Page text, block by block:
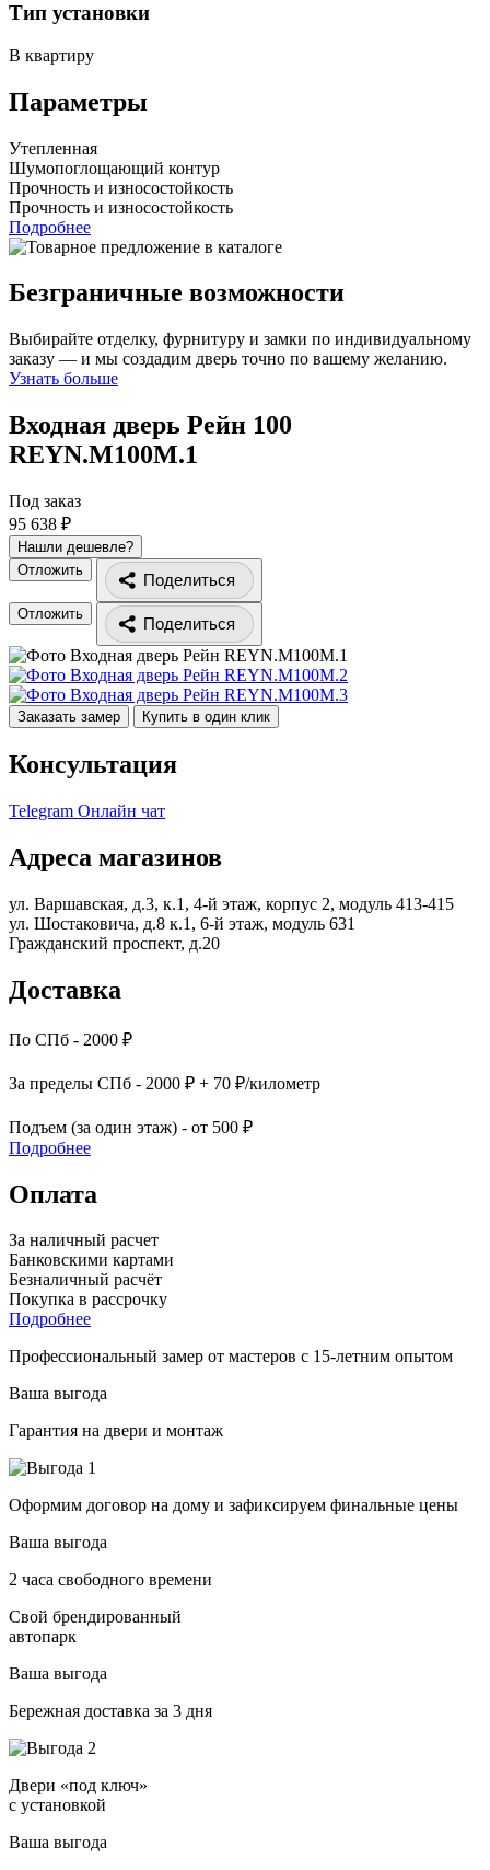
Тип установки
В квартиру
Параметры
Утепленная
Шумопоглощающий контур
Прочность и износостойкость
Прочность и износостойкость
Подробнее
Безграничные возможности
Выбирайте отделку, фурнитуру и замки по индивидуальному
заказу — и мы создадим дверь точно по вашему желанию.
Узнать больше
Входная дверь Рейн 100
REYN.M100M.1
Под заказ
95 638 ₽
Нашли дешевле?
Отложить
Поделиться
Отложить
Поделиться
Заказать замер Купить в один клик
Консультация
Telegram Онлайн чат
Адреса магазинов
ул. Варшавская, д.3, к.1, 4-й этаж, корпус 2, модуль 413-415
ул. Шостаковича, д.8 к.1, 6-й этаж, модуль 631
Гражданский проспект, д.20
Доставка
По СПб - 2000 ₽
За пределы СПб - 2000 ₽ + 70 ₽/километр
Подъем (за один этаж) - от 500 ₽
Подробнее
Оплата
За наличный расчет
Банковскими картами
Безналичный расчёт
Покупка в рассрочку
Подробнее
Профессиональный замер от мастеров с 15-летним опытом
Ваша выгода
Гарантия на двери и монтаж
Оформим договор на дому и зафиксируем финальные цены
Ваша выгода
2 часа свободного времени
Свой брендированный
автопарк
Ваша выгода
Бережная доставка за 3 дня
Двери «под ключ»
с установкой
Ваша выгода